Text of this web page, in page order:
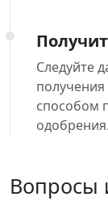
Следуйте
способом
одобрения.
Вопросы